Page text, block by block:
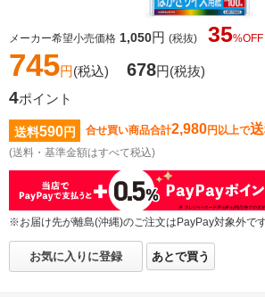
メーカー希望小売価格 1,050円 (税抜) 35%OFF
745円(税込) 678円(税抜)
4ポイント
送料590円 合せ買い商品合計2,980円以上で
(送料・基準金額はすべて税込)
※お届け先が離島(沖縄)のご注文はPayPay対象外で
お気に入りに登録 あとで買う